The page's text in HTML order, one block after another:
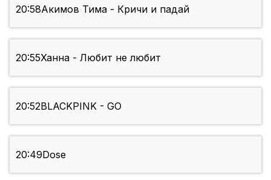
20:58Акимов Тима - Кричи и падай
20:55Ханна - Любит не любит
20:52BLACKPINK - GO
20:49Dose